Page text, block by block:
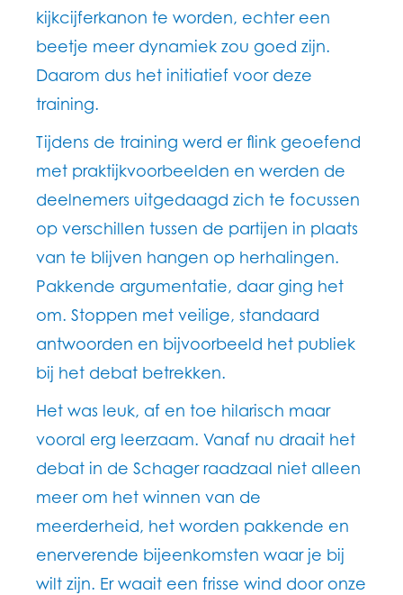
kijkcijferkanon te worden, echter een
beetje meer dynamiek zou goed zijn.
Daarom dus het initiatief voor deze
training.
Tijdens de training werd er flink geoefend
met praktijkvoorbeelden en werden de
deelnemers uitgedaagd zich te focussen
op verschillen tussen de partijen in plaats
van te blijven hangen op herhalingen.
Pakkende argumentatie, daar ging het
om. Stoppen met veilige, standaard
antwoorden en bijvoorbeeld het publiek
bij het debat betrekken.
Het was leuk, af en toe hilarisch maar
vooral erg leerzaam. Vanaf nu draait het
debat in de Schager raadzaal niet alleen
meer om het winnen van de
meerderheid, het worden pakkende en
enerverende bijeenkomsten waar je bij
wilt zijn. Er waait een frisse wind door onze